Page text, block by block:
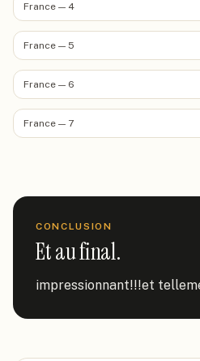
France — 4
France — 5
France — 6
France — 7
CONCLUSION
Et au final.
impressionnant!!!et